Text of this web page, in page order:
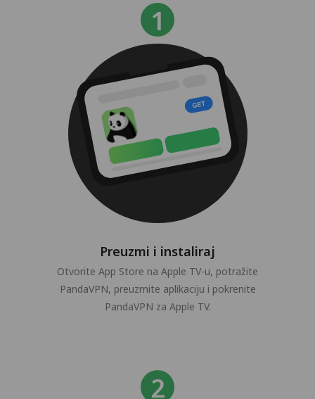
Preuzmi i instaliraj
Otvorite App Store na Apple TV-u, potražite
PandaVPN, preuzmite aplikaciju i pokrenite
PandaVPN za Apple TV.